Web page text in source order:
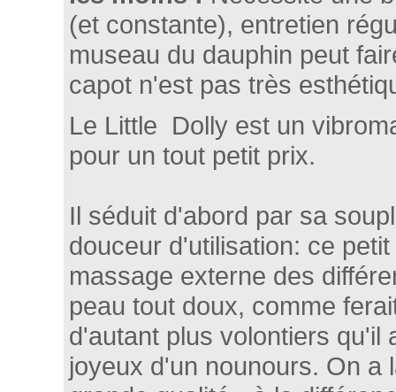
(et constante), entretien
museau du dauphin peut
capot n'est pas très
Le Little Dolly est un
pour un tout petit prix.
Il séduit d'abord par sa
douceur d'utilisation: ce
massage externe des
peau tout doux, comme
d'autant plus volontiers qu'il
joyeux d'un nounours. On a